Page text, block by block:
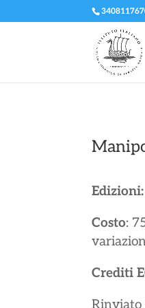
Edizioni:
Costo:
Crediti